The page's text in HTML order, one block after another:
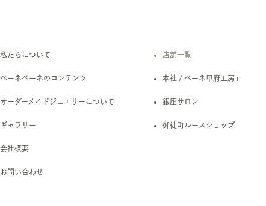
私たちについて
ベーネベーネのコンテンツ
オーダーメイドジュエリーについて
ギャラリー
会社概要
お問い合わせ
店舗一覧
本社 / ベーネ甲府工房+
銀座サロン
御徒町ルースショップ